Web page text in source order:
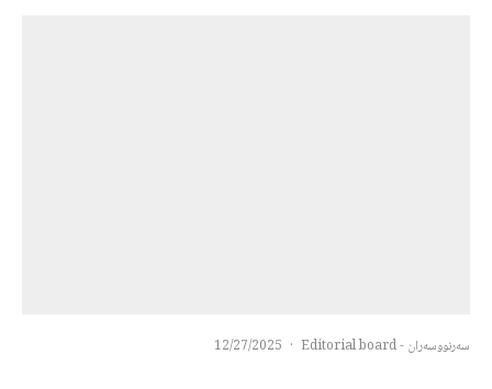
سەرنووسەران - Editorial board ·
12/27/2025